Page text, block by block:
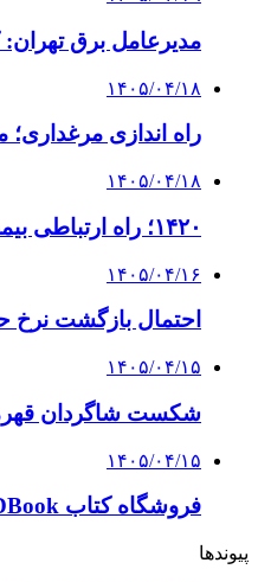
مدیرعامل برق تهران: کاهش ۱۰ درصدی مصرف برق، ضامن
۱۴۰۵/۰۴/۱۸
راه اندازی
۱۴۰۵/۰۴/۱۸
۱۴۲۰؛ راه ارتباطی بیمه شدگان تأمین‌اجتماعی
۱۴۰۵/۰۴/۱۶
احتمال بازگشت نرخ حمل
۱۴۰۵/۰۴/۱۵
شکست شاگردان
۱۴۰۵/۰۴/۱۵
فروشگاه کتاب DMDBook | خرید کتاب فانتزی، عاشقانه، دارک رومنس و رمان بدون حذفیات
پیوندها